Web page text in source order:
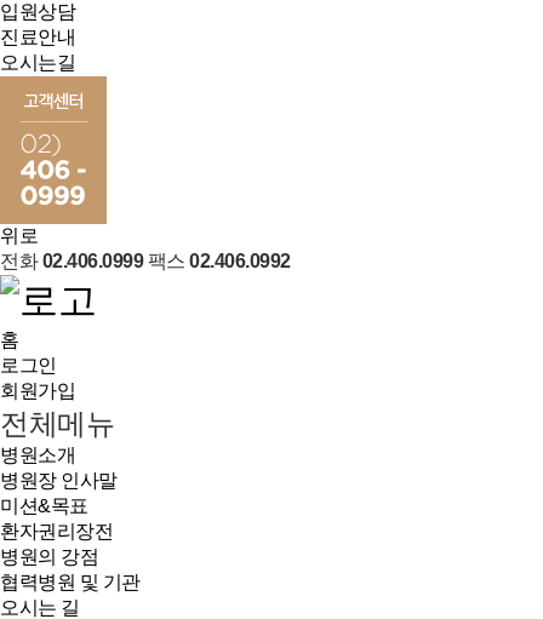
입원상담
진료안내
오시는길
위로
전화 02.406.0999 팩스 02.406.0992
홈
로그인
회원가입
전체메뉴
병원소개
병원장 인사말
미션&목표
환자권리장전
병원의 강점
협력병원 및 기관
오시는 길